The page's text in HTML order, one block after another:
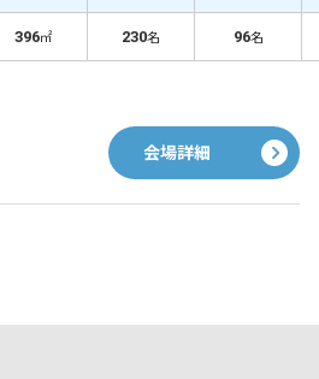
396㎡ 230名 96名
会場詳細